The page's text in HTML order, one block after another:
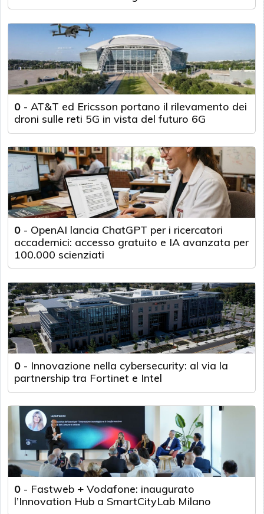
0 - AT&T ed Ericsson portano il rilevamento dei
droni sulle reti 5G in vista del futuro 6G
0 - OpenAI lancia ChatGPT per i ricercatori
accademici: accesso gratuito e IA avanzata per
100.000 scienziati
0 - Innovazione nella cybersecurity: al via la
partnership tra Fortinet e Intel
0 - Fastweb + Vodafone: inaugurato
l’Innovation Hub a SmartCityLab Milano